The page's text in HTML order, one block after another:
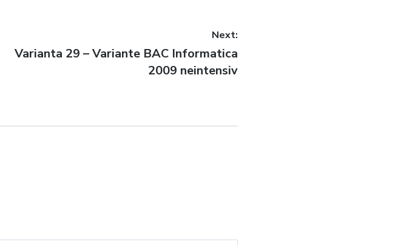
Next:
Next
Varianta 29 – Variante BAC Informatica
2009 neintensiv